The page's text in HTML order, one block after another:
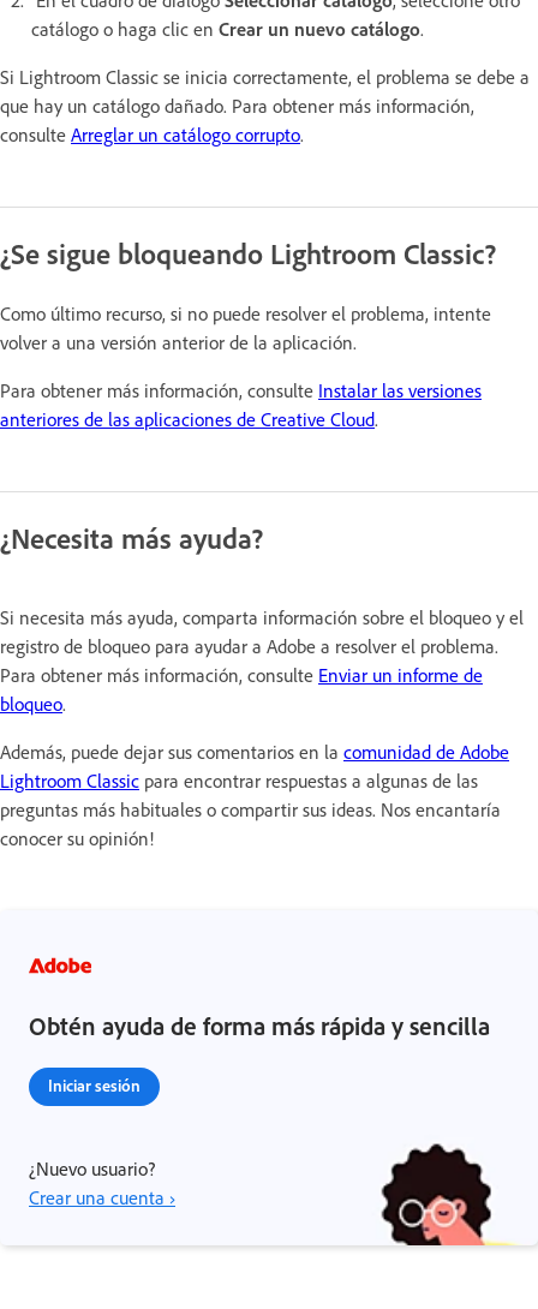
catálogo o haga clic en Crear un nuevo catálogo.
Si Lightroom Classic se inicia correctamente, el problema se debe a
que hay un catálogo dañado. Para obtener más información,
consulte Arreglar un catálogo corrupto.
¿Se sigue bloqueando Lightroom Classic?
Como último recurso, si no puede resolver el problema, intente
volver a una versión anterior de la aplicación.
Para obtener más información, consulte Instalar las versiones
anteriores de las aplicaciones de Creative Cloud.
¿Necesita más ayuda?
Si necesita más ayuda, comparta información sobre el bloqueo y el
registro de bloqueo para ayudar a Adobe a resolver el problema.
Para obtener más información, consulte Enviar un informe de
bloqueo.
Además, puede dejar sus comentarios en la comunidad de Adobe
Lightroom Classic para encontrar respuestas a algunas de las
preguntas más habituales o compartir sus ideas. Nos encantaría
conocer su opinión!
Obtén ayuda de forma más rápida y sencilla
Iniciar sesión
¿Nuevo usuario?
Crear una cuenta ›